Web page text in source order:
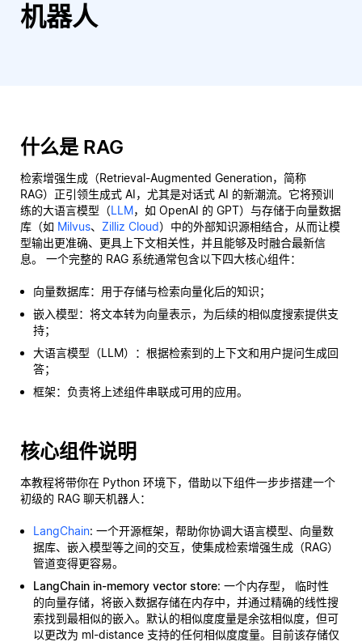
机器人
什么是 RAG
检索增强生成（Retrieval-Augmented Generation，简称
RAG）正引领生成式 AI，尤其是对话式 AI 的新潮流。它将预训
练的大语言模型（LLM，如 OpenAI 的 GPT）与存储于向量数据
库（如 Milvus、 Zilliz Cloud）中的外部知识源相结合，从而让模
型输出更准确、更具上下文相关性，并且能够及时融合最新信
息。 一个完整的 RAG 系统通常包含以下四大核心组件：
向量数据库：用于存储与检索向量化后的知识；
嵌入模型：将文本转为向量表示，为后续的相似度搜索提供支
持；
大语言模型（LLM）：根据检索到的上下文和用户提问生成回
答；
框架：负责将上述组件串联成可用的应用。
核心组件说明
本教程将带你在 Python 环境下，借助以下组件一步步搭建一个
初级的 RAG 聊天机器人：
LangChain: 一个开源框架，帮助你协调大语言模型、向量数
据库、嵌入模型等之间的交互，使集成检索增强生成（RAG）
管道变得更容易。
LangChain in-memory vector store: 一个内存型， 临时性
的向量存储，将嵌入数据存储在内存中，并通过精确的线性搜
索找到最相似的嵌入。默认的相似度度量是余弦相似度，但可
以更改为 ml-distance 支持的任何相似度度量。目前该存储仅